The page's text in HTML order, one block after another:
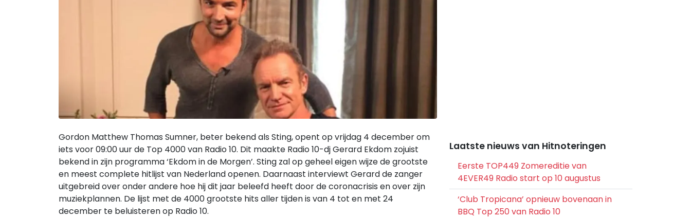
Gordon Matthew Thomas Sumner, beter bekend als Sting, opent op vrijdag 4 december om
iets voor 09:00 uur de Top 4000 van Radio 10. Dit maakte Radio 10-dj Gerard Ekdom zojuist
bekend in zijn programma ‘Ekdom in de Morgen’. Sting zal op geheel eigen wijze de grootste
en meest complete hitlijst van Nederland openen. Daarnaast interviewt Gerard de zanger
uitgebreid over onder andere hoe hij dit jaar beleefd heeft door de coronacrisis en over zijn
muziekplannen. De lijst met de 4000 grootste hits aller tijden is van 4 tot en met 24
december te beluisteren op Radio 10.
Laatste nieuws van Hitnoteringen
Eerste TOP449 Zomereditie van
4EVER49 Radio start op 10 augustus
‘Club Tropicana’ opnieuw bovenaan in
BBQ Top 250 van Radio 10